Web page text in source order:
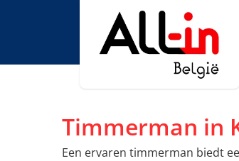
Timmerman in
Een ervaren timmerman biedt